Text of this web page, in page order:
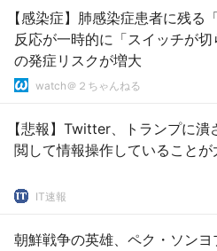
【感染症】肺感染症患者に残
反応が一時的に「スイッチが
の発症リスクが増大
watch＠２ちゃんねる
【悲報】Twitter、トランプに潰
閲して情報操作していることが
IT速報
朝鮮戦争の英雄、ペク・ソン